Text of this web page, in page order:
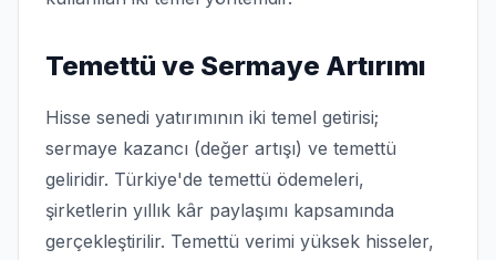
Temettü ve Sermaye Artırımı
Hisse senedi yatırımının iki temel getirisi;
sermaye kazancı (değer artışı) ve temettü
geliridir. Türkiye'de temettü ödemeleri,
şirketlerin yıllık kâr paylaşımı kapsamında
gerçekleştirilir. Temettü verimi yüksek hisseler,